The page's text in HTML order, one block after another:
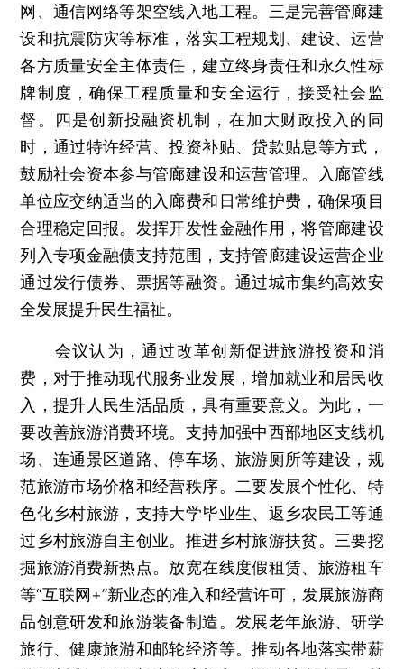
网、通信网络等架空线入地工程。三是完善管廊建
设和抗震防灾等标准，落实工程规划、建设、运营
各方质量安全主体责任，建立终身责任和永久性标
牌制度，确保工程质量和安全运行，接受社会监
督。四是创新投融资机制，在加大财政投入的同
时，通过特许经营、投资补贴、贷款贴息等方式，
鼓励社会资本参与管廊建设和运营管理。入廊管线
单位应交纳适当的入廊费和日常维护费，确保项目
合理稳定回报。发挥开发性金融作用，将管廊建设
列入专项金融债支持范围，支持管廊建设运营企业
通过发行债券、票据等融资。通过城市集约高效安
全发展提升民生福祉。
会议认为，通过改革创新促进旅游投资和消
费，对于推动现代服务业发展，增加就业和居民收
入，提升人民生活品质，具有重要意义。为此，一
要改善旅游消费环境。支持加强中西部地区支线机
场、连通景区道路、停车场、旅游厕所等建设，规
范旅游市场价格和经营秩序。二要发展个性化、特
色化乡村旅游，支持大学毕业生、返乡农民工等通
过乡村旅游自主创业。推进乡村旅游扶贫。三要挖
掘旅游消费新热点。放宽在线度假租赁、旅游租车
等“互联网+”新业态的准入和经营许可，发展旅游商
品创意研发和旅游装备制造。发展老年旅游、研学
旅行、健康旅游和邮轮经济等。推动各地落实带薪